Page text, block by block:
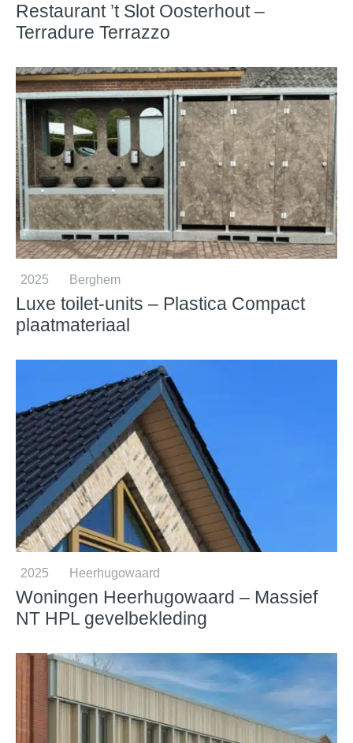
Restaurant ’t Slot Oosterhout –
Terradure Terrazzo
2025 Berghem
Luxe toilet-units – Plastica Compact
plaatmateriaal
2025 Heerhugowaard
Woningen Heerhugowaard – Massief
NT HPL gevelbekleding